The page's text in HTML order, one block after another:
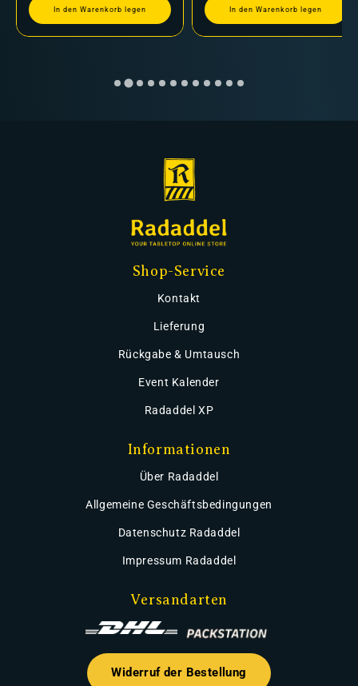
In den Warenkorb legen In den Warenkorb legen
Shop-Service
Kontakt
Lieferung
Rückgabe & Umtausch
Event Kalender
Radaddel XP
Informationen
Über Radaddel
Allgemeine Geschäftsbedingungen
Datenschutz Radaddel
Impressum Radaddel
Versandarten
Widerruf der Bestellung